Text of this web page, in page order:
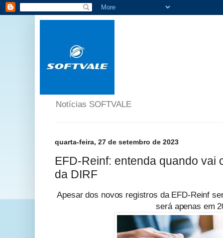
Notícias SOFTVALE
quarta-feira, 27 de setembro de 2023
EFD-Reinf: entenda quando vai
da DIRF
Apesar dos novos registros da EFD-Reinf
será apenas em